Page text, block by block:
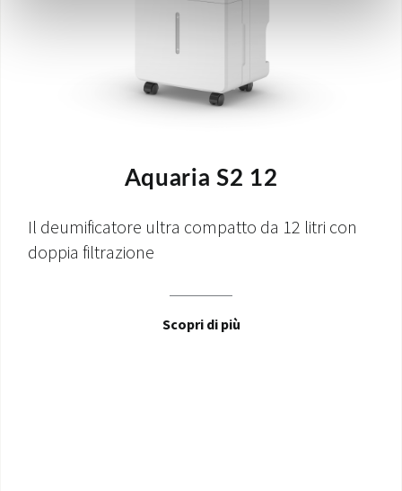
Aquaria S2 12
Il deumificatore ultra compatto da 12 litri con
doppia filtrazione
Scopri di più